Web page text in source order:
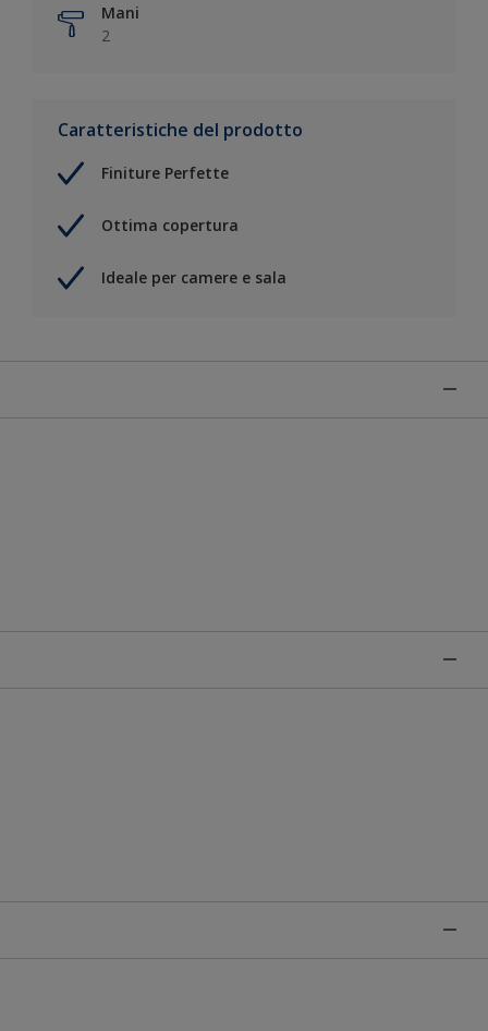
Mani
2
Caratteristiche del prodotto
Finiture Perfette
Ottima copertura
Ideale per camere e sala